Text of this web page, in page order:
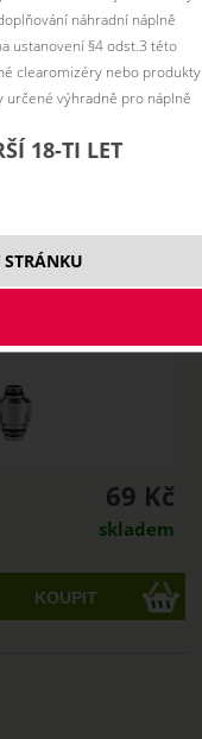
69 Kč
skladem
náhradní náplně
ustanovení §4 odst.3 této
clearomizéry nebo produkty
výhradně pro náplně
18-TI LET